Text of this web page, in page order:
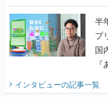
国
『
て
インタビューの記事一覧
『